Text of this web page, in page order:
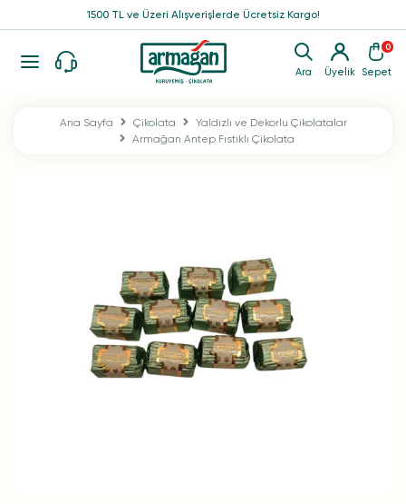
Ara Üyelik
0
Sepet
1500 TL ve Üzeri Alışverişlerde Ücretsiz Kargo!
Ana Sayfa Çikolata
Yaldızlı ve Dekorlu Çikolatalar
Armağan Antep Fıstıklı Çikolata